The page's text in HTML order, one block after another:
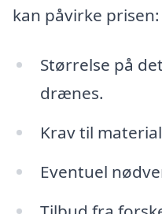
kan påvirke prisen:
Størrelse på
drænes.
Krav til
Eventuel